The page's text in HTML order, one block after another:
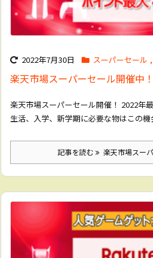
2022年7月30日 スーパーセール ,
楽天市場スーパーセール開催中！
楽天市場スーパーセール開催！ 2022年
生活、入学、新学期に必要な物はこの機
記事を読む 楽天市場スー